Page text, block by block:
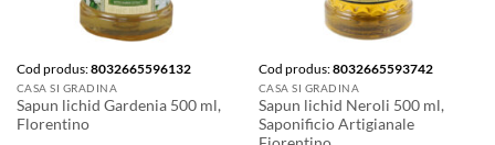
Cod produs:8032665596132
CASA SI GRADINA
Sapun lichid Gardenia 500 ml,
Florentino
Cod produs:8032665593742
CASA SI GRADINA
Sapun lichid Neroli 500 ml,
Saponificio Artigianale